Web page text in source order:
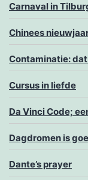
Carnaval in
Chinees
Contaminatie:
Cursus in liefde
Da Vinci Code;
Dagdromen is
Dante’s prayer